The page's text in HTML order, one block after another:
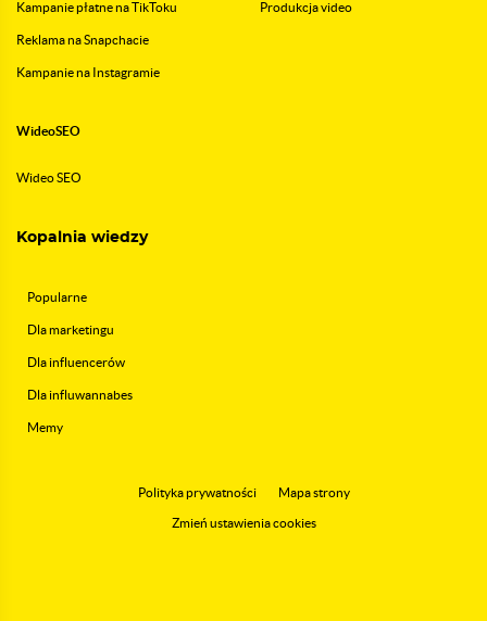
Kampanie płatne na TikToku
Reklama na Snapchacie
Kampanie na Instagramie
Produkcja video
WideoSEO
Wideo SEO
Kopalnia wiedzy
Popularne
Dla marketingu
Dla influencerów
Dla influwannabes
Memy
Polityka prywatności Mapa strony
Zmień ustawienia cookies